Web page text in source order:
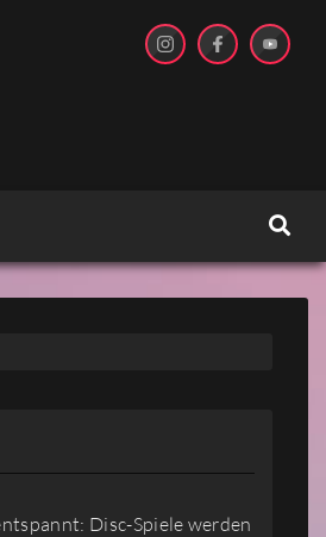
Disc-Spiele werden